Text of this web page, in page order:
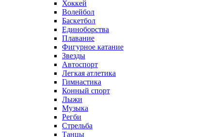
Хоккей
Волейбол
Баскетбол
Единоборства
Плавание
Фигурное катание
Звезды
Автоспорт
Легкая атлетика
Гимнастика
Конный спорт
Лыжи
Музыка
Регби
Стрельба
Танцы